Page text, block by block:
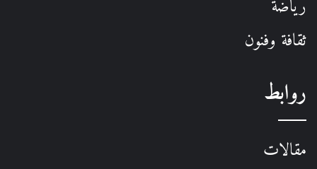
رياضة
ثقافة وفنون
روابط
مقالات